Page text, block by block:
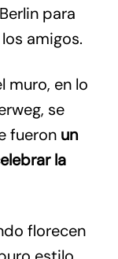
para
amigos.
muro, en lo
se
fueron un
la
florecen